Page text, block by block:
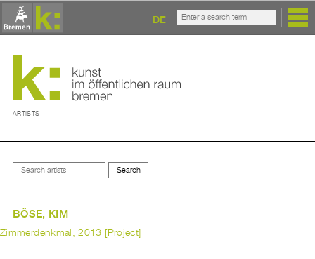
DE
ARTISTS
BÖSE, KIM
Zimmerdenkmal, 2013 [Project]